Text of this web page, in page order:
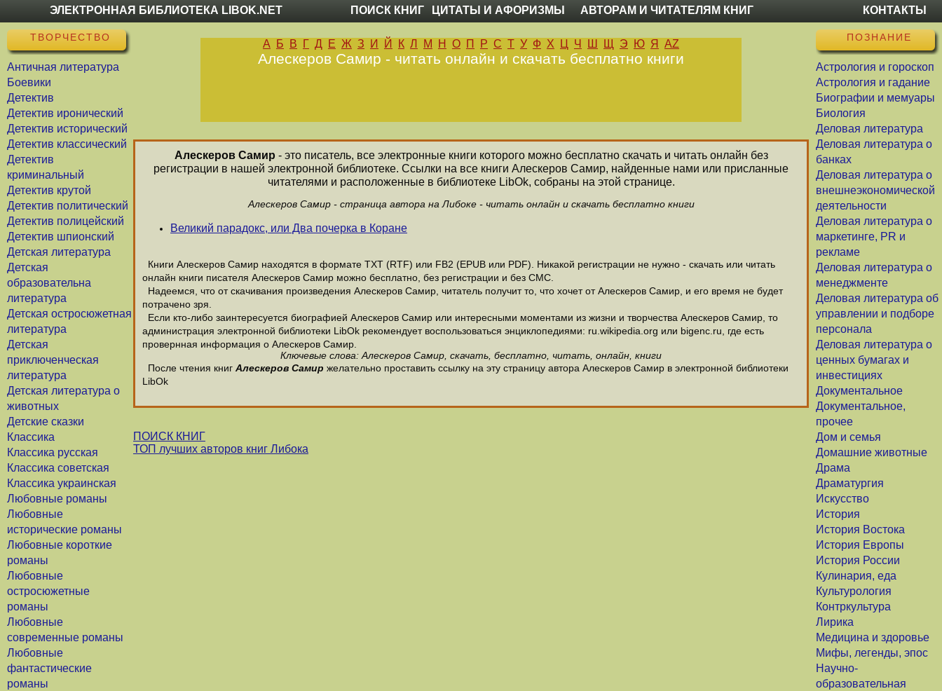
ЭЛЕКТРОННАЯ БИБЛИОТЕКА LIBOK.NET ПОИСК КНИГ ЦИТАТЫ И АФОРИЗМЫ АВТОРАМ И ЧИТАТЕЛЯМ КНИГ КОНТАКТЫ
ТВОРЧЕСТВО
Античная литература
Боевики
Детектив
Детектив иронический
Детектив исторический
Детектив классический
Детектив
криминальный
Детектив крутой
Детектив политический
Детектив полицейский
Детектив шпионский
Детская литература
Детская
образовательна
литература
Детская остросюжетная
литература
Детская
приключенческая
литература
Детская литература о
животных
Детские сказки
Классика
Классика русская
Классика советская
Классика украинская
Любовные романы
Любовные
исторические романы
Любовные короткие
романы
Любовные
остросюжетные
романы
Любовные
современные романы
Любовные
фантастические
романы
ПОЗНАНИЕ
Астрология и гороскоп
Астрология и гадание
Биографии и мемуары
Биология
Деловая литература
Деловая литература о
банках
Деловая литература о
внешнеэкономической
деятельности
Деловая литература о
маркетинге, PR и
рекламе
Деловая литература о
менеджменте
Деловая литература об
управлении и подборе
персонала
Деловая литература о
ценных бумагах и
инвестициях
Документальное
Документальное,
прочее
Дом и семья
Домашние животные
Драма
Драматургия
Искусство
История
История Востока
История Европы
История России
Кулинария, еда
Культурология
Контркультура
Лирика
Медицина и здоровье
Мифы, легенды, эпос
Научно-
образовательная
А Б В Г Д Е Ж З И Й К Л М Н О П Р С Т У Ф Х Ц Ч Ш Щ Э Ю Я AZ
Алескеров Самир - читать онлайн и скачать бесплатно книги
Алескеров Самир - это писатель, все электронные книги которого можно бесплатно скачать и читать онлайн без
регистрации в нашей электронной библиотеке. Ссылки на все книги Алескеров Самир, найденные нами или присланные
читателями и расположенные в библиотеке LibOk, собраны на этой странице.
Алескеров Самир - страница автора на Либоке - читать онлайн и скачать бесплатно книги
Великий парадокс, или Два почерка в Коране
Книги Алескеров Самир находятся в формате ТХТ (RTF) или FB2 (EPUB или PDF). Никакой регистрации не нужно - скачать или читать
онлайн книги писателя Алескеров Самир можно бесплатно, без регистрации и без СМС.
Надеемся, что от скачивания произведения Алескеров Самир, читатель получит то, что хочет от Алескеров Самир, и его время не будет
потрачено зря.
Если кто-либо заинтересуется биографией Алескеров Самир или интересными моментами из жизни и творчества Алескеров Самир, то
администрация электронной библиотеки LibOk рекомендует воспользоваться энциклопедиями: ru.wikipedia.org или bigenc.ru, где есть
провернная информация о Алескеров Самир.
Ключевые слова: Алескеров Самир, скачать, бесплатно, читать, онлайн, книги
После чтения книг Алескеров Самир желательно проставить ссылку на эту страницу автора Алескеров Самир в электронной библиотеки
LibOk
ПОИСК КНИГ
ТОП лучших авторов книг Либока